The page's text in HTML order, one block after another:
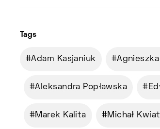
Tags
Adam Kasjaniuk
Aleksandra Popławska
Marek Kalita Michał